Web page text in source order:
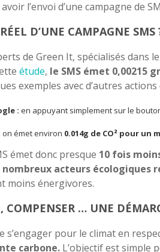
l’envoi d’une campagne de
D’UNE CAMPAGNE SMS
de Green It, spécialisés dans
étude, le SMS émet 0,00215
exemples avec d’autres actions
: en appuyant simplement sur le
on émet environ 0.014g de CO² pour un
émet donc presque 10 fois
nombreux acteurs écologiques
moins énergivores.
COMPENSER … UNE
s’engager pour le climat en
carbone. L’objectif est simple